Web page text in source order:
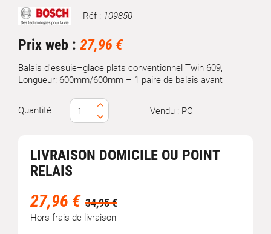
Marque Réf : 109850
Prix web : 27,96 €
Balais d'essuie–glace plats conventionnel Twin 609,
Longueur: 600mm/600mm – 1 paire de balais avant
Quantité Vendu : PC
LIVRAISON DOMICILE OU POINT
RELAIS
27,96 € 34,95 €
Hors frais de livraison